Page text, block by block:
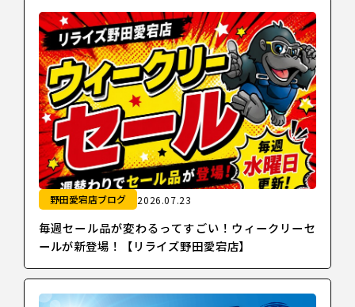
野田愛宕店ブログ 2026.07.23
毎週セール品が変わるってすごい！ウィークリーセ
ールが新登場！【リライズ野田愛宕店】